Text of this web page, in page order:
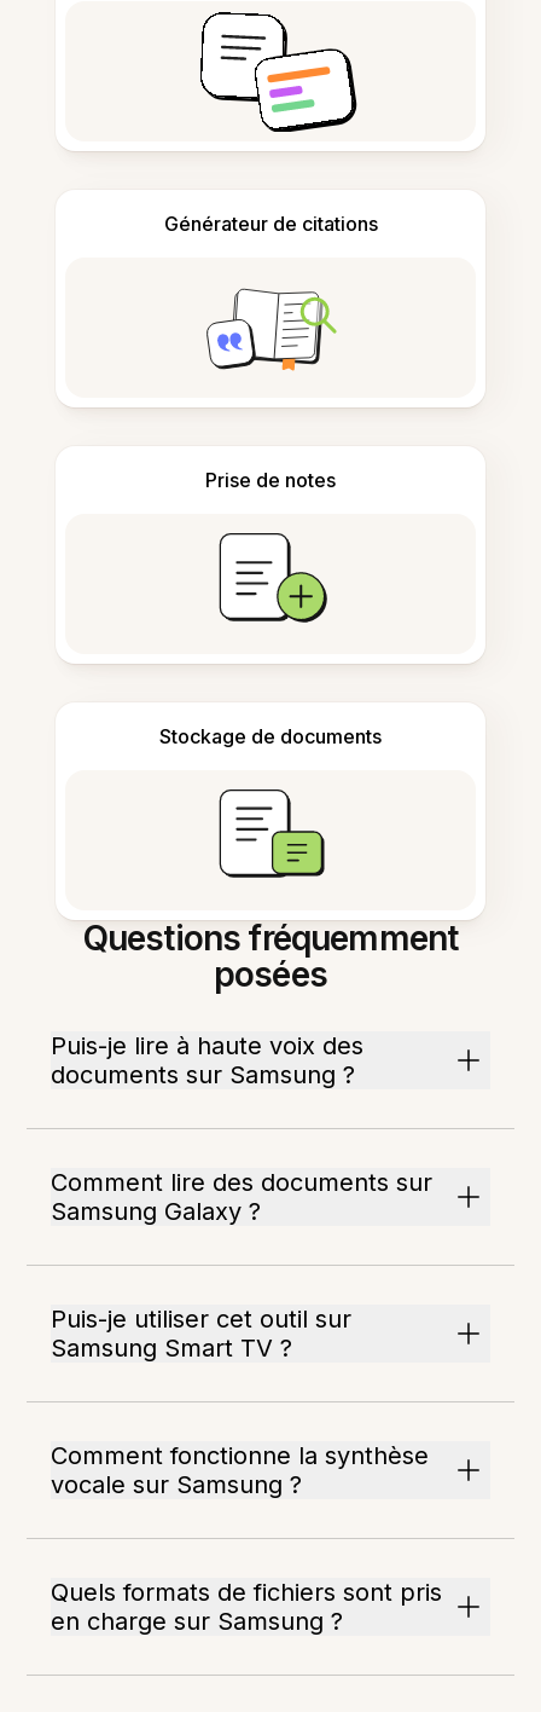
Générateur de citations
Prise de notes
Stockage de documents
Questions fréquemment
posées
Puis-je lire à haute voix des
documents sur Samsung ?
Comment lire des documents sur
Samsung Galaxy ?
Puis-je utiliser cet outil sur
Samsung Smart TV ?
Comment fonctionne la synthèse
vocale sur Samsung ?
Quels formats de fichiers sont pris
en charge sur Samsung ?